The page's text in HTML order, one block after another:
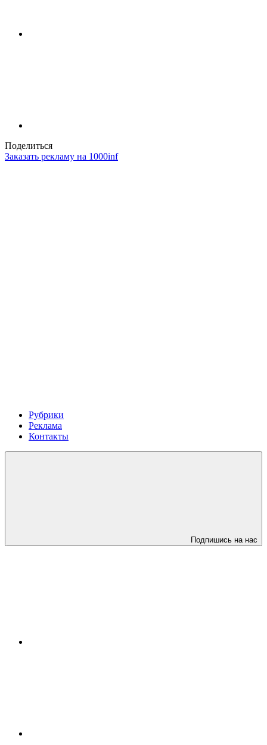
Поделиться
Заказать рекламу на 1000inf
Рубрики
Реклама
Контакты
Подпишись на нас